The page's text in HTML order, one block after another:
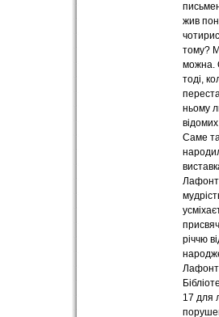
жив
тому?
можна.
тоді,
ньому
Саме
річчю
17 для